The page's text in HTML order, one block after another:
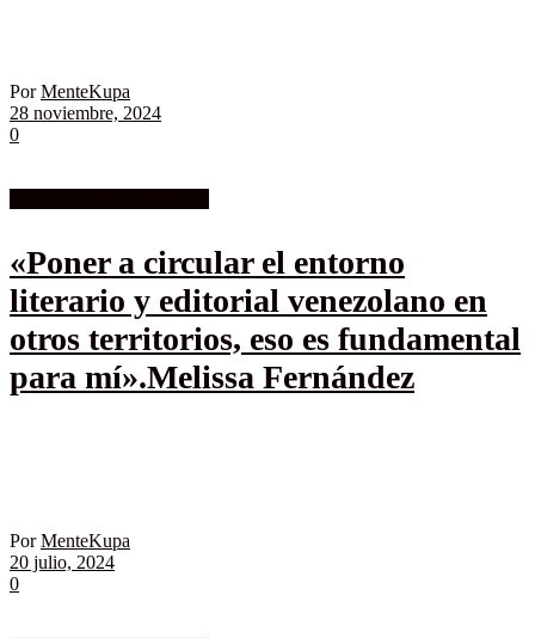
Por MenteKupa
28 noviembre, 2024
0
«Poner a circular el entorno
literario y editorial venezolano en
otros territorios, eso es fundamental
para mí».Melissa Fernández
Por MenteKupa
20 julio, 2024
0